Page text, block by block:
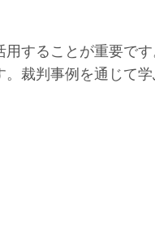
することが重要で
裁判事例を通じて